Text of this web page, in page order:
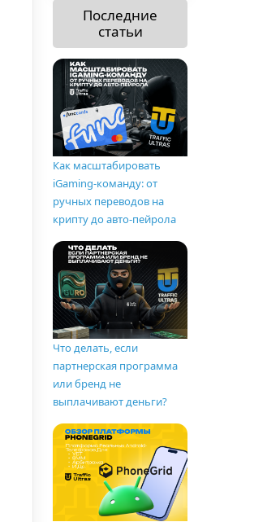
Последние
статьи
Как масштабировать
iGaming-команду: от
ручных переводов на
крипту до авто-пейрола
Что делать, если
партнерская программа
или бренд не
выплачивают деньги?